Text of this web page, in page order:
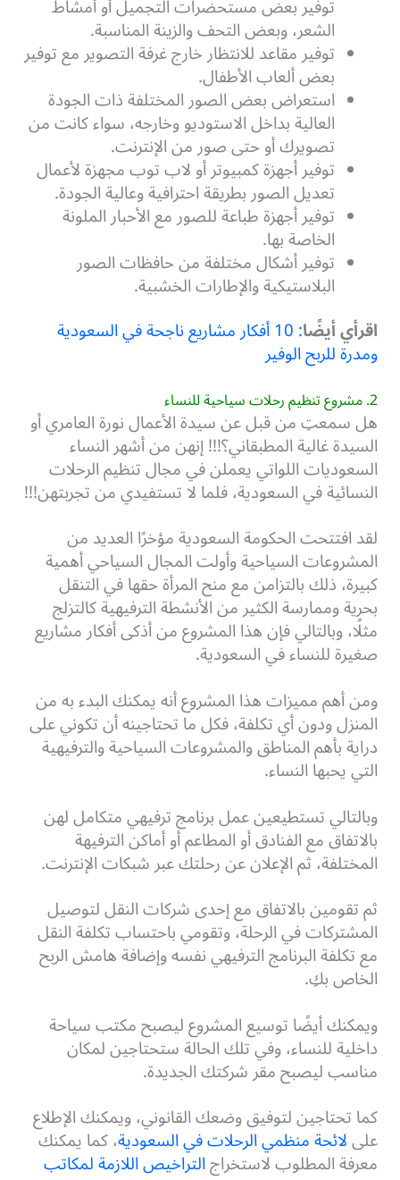
توفير بعض مستحضرات التجميل أو أمشاط
الشعر، وبعض التحف والزينة المناسبة.
توفير مقاعد للانتظار خارج غرفة التصوير مع توفير
بعض ألعاب الأطفال.
استعراض بعض الصور المختلفة ذات الجودة
العالية بداخل الاستوديو وخارجه، سواء كانت من
تصويرك أو حتى صور من الإنترنت.
توفير أجهزة كمبيوتر أو لاب توب مجهزة لأعمال
تعديل الصور بطريقة احترافية وعالية الجودة.
توفير أجهزة طباعة للصور مع الأحبار الملونة
الخاصة بها.
توفير أشكال مختلفة من حافظات الصور
البلاستيكية والإطارات الخشبية.
اقرأي أيضًا
: 10 أفكار مشاريع ناجحة في السعودية
ومدرة للربح الوفير
2. مشروع تنظيم رحلات سياحية للنساء
هل سمعتِ من قبل عن سيدة الأعمال نورة العامري أو
السيدة غالية المطبقاني؟!!! إنهن من أشهر النساء
السعوديات اللواتي يعملن في مجال تنظيم الرحلات
النسائية في السعودية، فلما لا تستفيدي من تجربتهن!!!
لقد افتتحت الحكومة السعودية مؤخرًا العديد من
المشروعات السياحية وأولت المجال السياحي أهمية
كبيرة، ذلك بالتزامن مع منح المرأة حقها في التنقل
بحرية وممارسة الكثير من الأنشطة الترفيهية كالتزلج
مثلًا، وبالتالي فإن هذا المشروع من أذكى أفكار مشاريع
صغيرة للنساء في السعودية.
ومن أهم مميزات هذا المشروع أنه يمكنك البدء به من
المنزل ودون أي تكلفة، فكل ما تحتاجينه أن تكوني على
دراية بأهم المناطق والمشروعات السياحية والترفيهية
التي يحبها النساء.
وبالتالي تستطيعين عمل برنامج ترفيهي متكامل لهن
بالاتفاق مع الفنادق أو المطاعم أو أماكن الترفيهة
المختلفة، ثم الإعلان عن رحلتك عبر شبكات الإنترنت.
ثم تقومين بالاتفاق مع إحدى شركات النقل لتوصيل
المشتركات في الرحلة، وتقومي باحتساب تكلفة النقل
مع تكلفة البرنامج الترفيهي نفسه وإضافة هامش الربح
الخاص بكِ.
ويمكنك أيضًا توسيع المشروع ليصبح مكتب سياحة
داخلية للنساء، وفي تلك الحالة ستحتاجين لمكان
مناسب ليصبح مقر شركتك الجديدة.
كما تحتاجين لتوفيق وضعك القانوني، ويمكنك الإطلاع
علىلائحة منظمي الرحلات في السعودية، كما يمكنك
معرفة المطلوب لاستخراجالتراخيص اللازمة لمكاتب